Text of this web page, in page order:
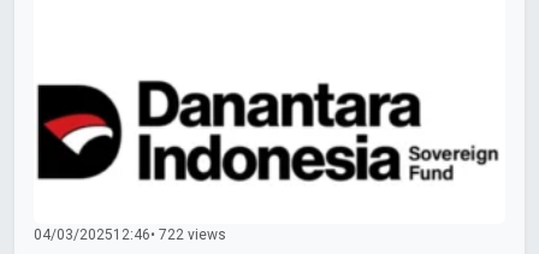
04/03/202512:46• 722 views